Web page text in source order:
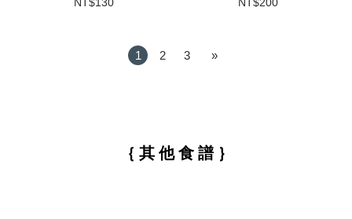
1 2 3 »
｛ 其 他 食 譜 ｝